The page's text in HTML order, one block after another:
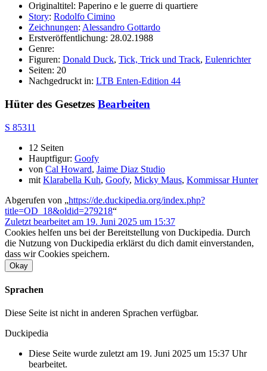
Originaltitel: Paperino e le guerre di quartiere
Story: Rodolfo Cimino
Zeichnungen: Alessandro Gottardo
Erstveröffentlichung: 28.02.1988
Genre:
Figuren: Donald Duck, Tick, Trick und Track, Eulenrichter
Seiten: 20
Nachgedruckt in: LTB Enten-Edition 44
Hüter des Gesetzes Bearbeiten
S 85311
12 Seiten
Hauptfigur: Goofy
von Cal Howard, Jaime Diaz Studio
mit Klarabella Kuh, Goofy, Micky Maus, Kommissar Hunter
Abgerufen von „https://de.duckipedia.org/index.php?
title=OD_18&oldid=279218“
Zuletzt bearbeitet am 19. Juni 2025 um 15:37
Cookies helfen uns bei der Bereitstellung von Duckipedia. Durch
die Nutzung von Duckipedia erklärst du dich damit einverstanden,
dass wir Cookies speichern.
Okay
Sprachen
Diese Seite ist nicht in anderen Sprachen verfügbar.
Duckipedia
Diese Seite wurde zuletzt am 19. Juni 2025 um 15:37 Uhr
bearbeitet.